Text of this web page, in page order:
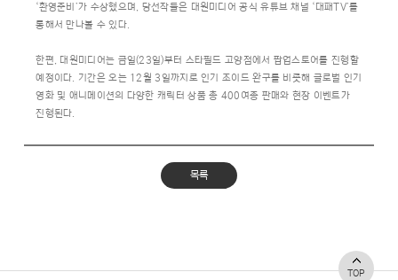
‘환영준비’가 수상했으며, 당선작들은 대원미디어 공식 유튜브 채널 ‘대패TV’를
통해서 만나볼 수 있다.
한편, 대원미디어는 금일(23일)부터 스타필드 고양점에서 팝업스토어를 진행할
예정이다. 기간은 오는 12월 3일까지로 인기 조이드 완구를 비롯해 글로벌 인기
영화 및 애니메이션의 다양한 캐릭터 상품 총 400여종 판매와 현장 이벤트가
진행된다.
목록
TOP